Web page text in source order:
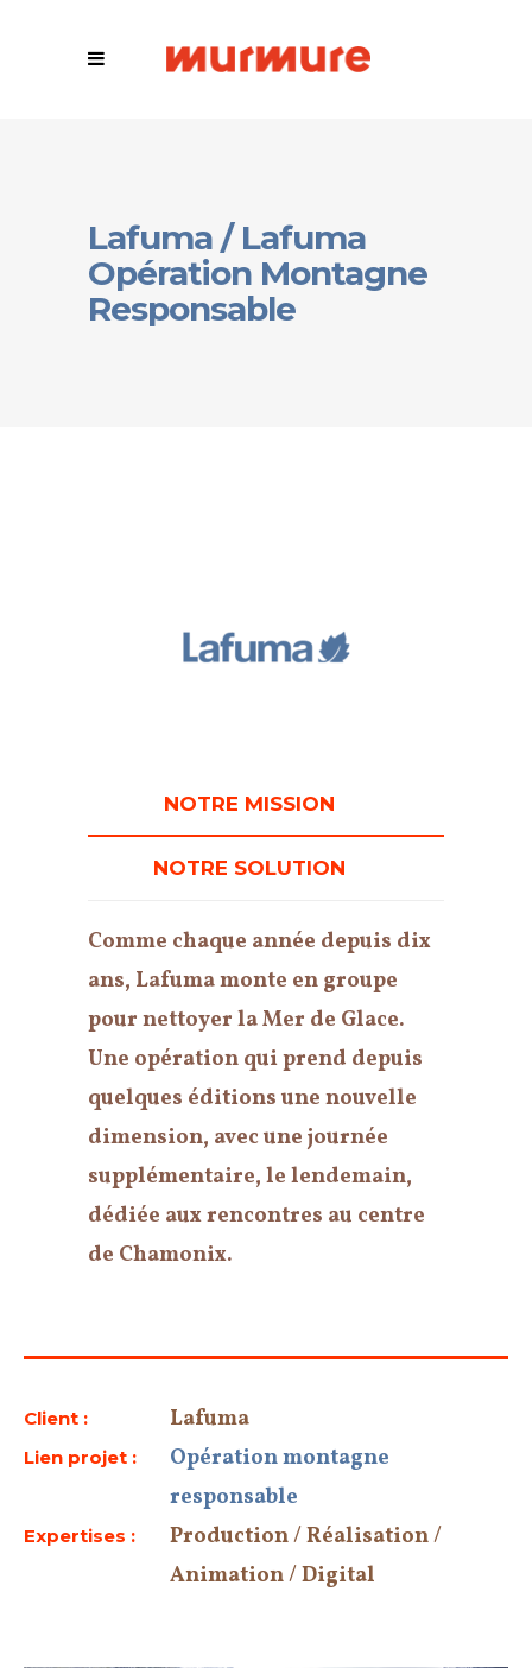
Lafuma / Lafuma
Opération Montagne
Responsable
NOTRE MISSION
NOTRE SOLUTION
Comme chaque année depuis dix
ans, Lafuma monte en groupe
pour nettoyer la Mer de Glace.
Une opération qui prend depuis
quelques éditions une nouvelle
dimension, avec une journée
supplémentaire, le lendemain,
dédiée aux rencontres au centre
de Chamonix.
Client : Lafuma
Lien projet :
Opération montagne
responsable
Expertises :
Production / Réalisation /
Animation / Digital